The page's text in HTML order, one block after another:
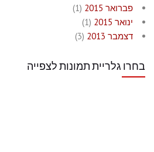
פברואר 2015
(1)
ינואר 2015
(1)
דצמבר 2013
(3)
בחרו גלריית תמונות לצפייה